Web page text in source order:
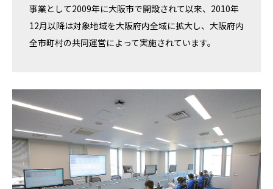
事業として2009年に大阪市で開設されて以来、2010年
12月以降は対象地域を大阪府内全域に拡大し、大阪府内
全市町村の共同運営によって実施されています。